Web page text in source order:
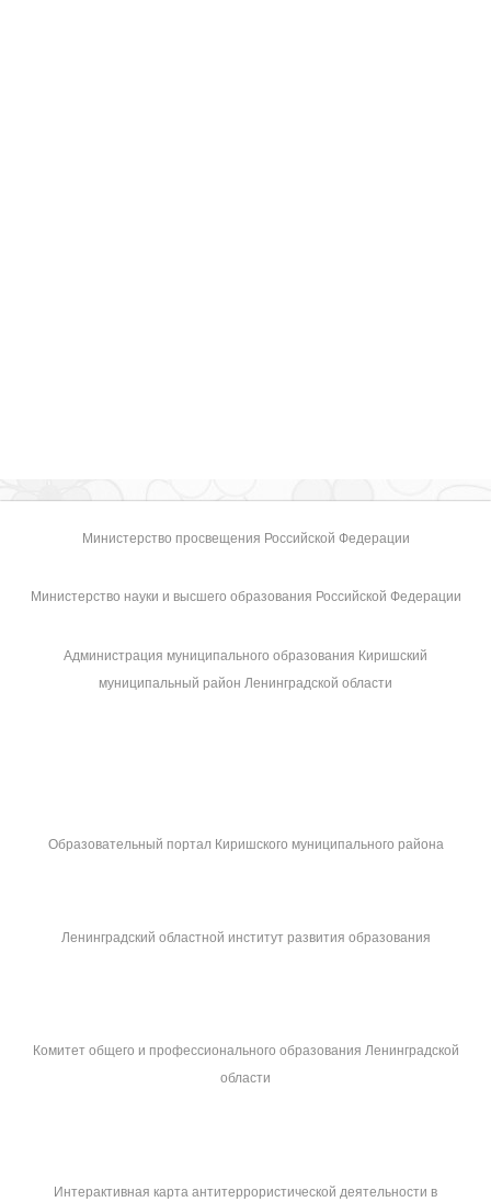
Министерство просвещения Российской Федерации
Министерство науки и высшего образования Российской Федерации
Администрация муниципального образования Киришский
муниципальный район Ленинградской области
Образовательный портал Киришского муниципального района
Ленинградский областной институт развития образования
Комитет общего и профессионального образования Ленинградской
области
Интерактивная карта антитеррористической деятельности в